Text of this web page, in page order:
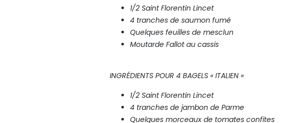
1/2 Saint Florentin Lincet
4 tranches de saumon fumé
Quelques feuilles de mesclun
Moutarde Fallot au cassis
INGRÉDIENTS POUR 4 BAGELS « ITALIEN »
1/2 Saint Florentin Lincet
4 tranches de jambon de Parme
Quelques morceaux de tomates confites